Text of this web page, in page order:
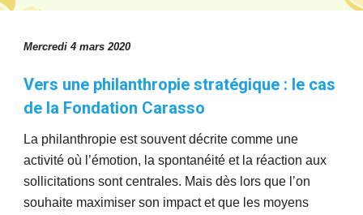
Mercredi 4 mars 2020
Vers une philanthropie stratégique : le cas
de la Fondation Carasso
La philanthropie est souvent décrite comme une
activité où l’émotion, la spontanéité et la réaction aux
sollicitations sont centrales. Mais dès lors que l’on
souhaite maximiser son impact et que les moyens